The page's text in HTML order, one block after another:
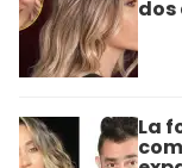
dos
La